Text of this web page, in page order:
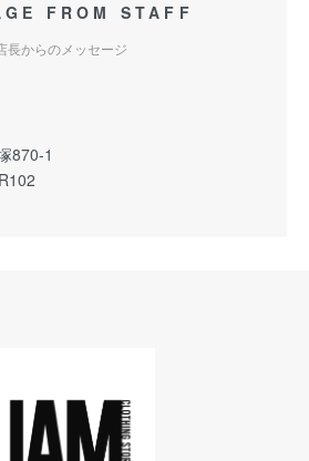
FROM STAFF
長からのメッセージ
870-1